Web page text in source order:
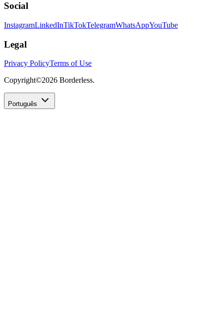
Social
InstagramLinkedInTikTokTelegramWhatsAppYouTube
Legal
Privacy PolicyTerms of Use
Copyright©2026 Borderless.
Português